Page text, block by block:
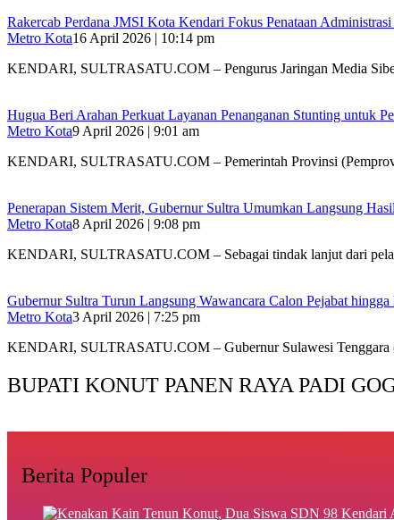
Rakercab Perdana JMSI Kota Kendari Fokus Penataan Administrasi
Metro Kota16 April 2026 | 10:14 pm
KENDARI, SULTRASATU.COM – Pengurus Jaringan Media
Hugua Beri Arahan Perkuat Layanan Penanganan Stunting untuk
Metro Kota9 April 2026 | 9:01 am
KENDARI, SULTRASATU.COM – Pemerintah Provinsi
Penerapan Sistem Merit, Gubernur Sultra Umumkan Langsung
Metro Kota8 April 2026 | 9:08 pm
KENDARI, SULTRASATU.COM – Sebagai tindak lanjut dari
Gubernur Sultra Turun Langsung Wawancara Calon Pejabat
Metro Kota3 April 2026 | 7:25 pm
KENDARI, SULTRASATU.COM – Gubernur Sulawesi
BUPATI KONUT PANEN RAYA PADI
Berita Populer